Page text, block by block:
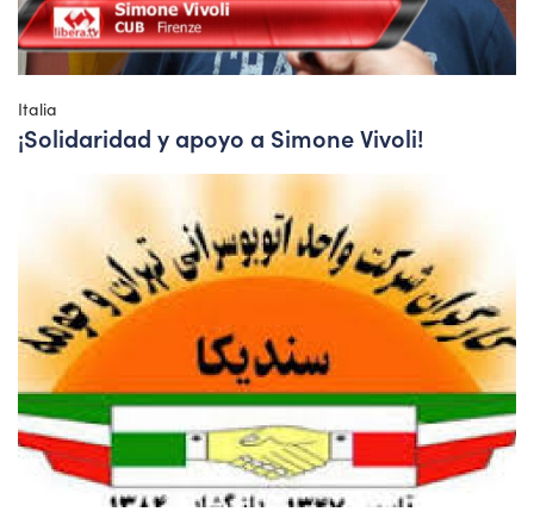
Italia
¡Solidaridad y apoyo a Simone Vivoli!